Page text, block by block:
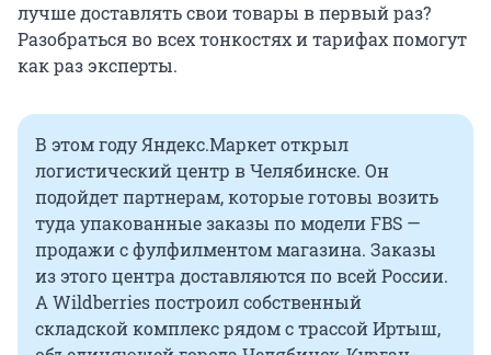
лучше доставлять свои товары в первый раз?
Разобраться во всех тонкостях и тарифах помогут
как раз эксперты.
В этом году Яндекс.Маркет открыл
логистический центр в Челябинске. Он
подойдет партнерам, которые готовы возить
туда упакованные заказы по модели FBS —
продажи с фулфилментом магазина. Заказы
из этого центра доставляются по всей России.
А Wildberries построил собственный
складской комплекс рядом с трассой Иртыш,